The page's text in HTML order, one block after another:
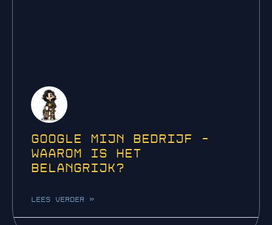
Google mijn bedrijf –
Waarom is het
belangrijk?
LEES VERDER »